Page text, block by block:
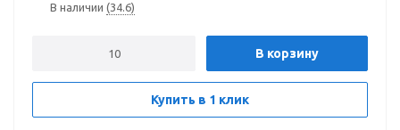
В наличии (34.6)
В корзину
Купить в 1 клик